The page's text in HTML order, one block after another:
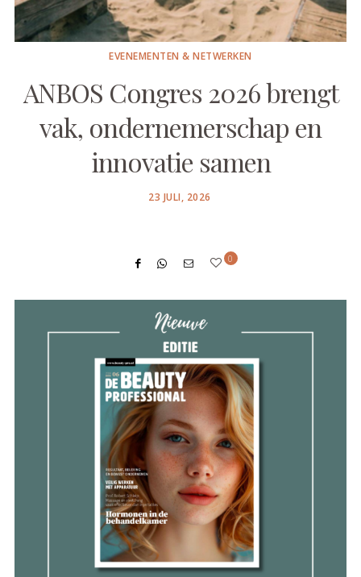
EVENEMENTEN & NETWERKEN
ANBOS Congres 2026 brengt
vak, ondernemerschap en
innovatie samen
POSTED
23 JULI, 2026
0